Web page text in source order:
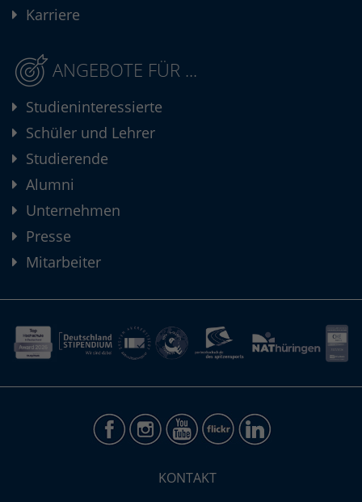
Karriere
ANGEBOTE FÜR ...
Studieninteressierte
Schüler und Lehrer
Studierende
Alumni
Unternehmen
Presse
Mitarbeiter
KONTAKT